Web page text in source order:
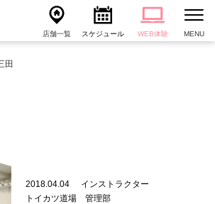
店舗一覧 スケジュール WEB体験 MENU
田
2018.04.04
インストラクター
トイカツ道場 管理部